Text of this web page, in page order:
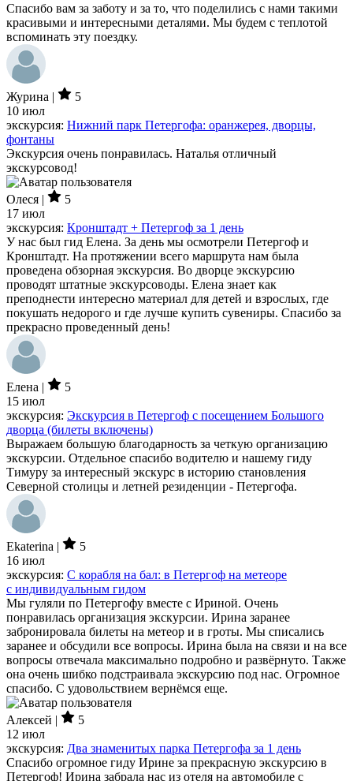
Спасибо вам за заботу и за то, что поделились с нами такими
красивыми и интересными деталями. Мы будем с теплотой
вспоминать эту поездку.
Журина |
5
10 июл
экскурсия: Нижний парк Петергофа: оранжерея, дворцы,
фонтаны
Экскурсия очень понравилась. Наталья отличный
экскурсовод!
Олеся |
5
17 июл
экскурсия: Кронштадт + Петергоф за 1 день
У нас был гид Елена. За день мы осмотрели Петергоф и
Кронштадт. На протяжении всего маршрута нам была
проведена обзорная экскурсия. Во дворце экскурсию
проводят штатные экскурсоводы. Елена знает как
преподнести интересно материал для детей и взрослых, где
покушать недорого и где лучше купить сувениры. Спасибо за
прекрасно проведенный день!
Елена |
5
15 июл
экскурсия: Экскурсия в Петергоф с посещением Большого
дворца (билеты включены)
Выражаем большую благодарность за четкую организацию
экскурсии. Отдельное спасибо водителю и нашему гиду
Тимуру за интересный экскурс в историю становления
Северной столицы и летней резиденции - Петергофа.
Ekaterina |
5
16 июл
экскурсия: С корабля на бал: в Петергоф на метеоре
с индивидуальным гидом
Мы гуляли по Петергофу вместе с Ириной. Очень
понравилась организация экскурсии. Ирина заранее
забронировала билеты на метеор и в гроты. Мы списались
заранее и обсудили все вопросы. Ирина была на связи и на все
вопросы отвечала максимально подробно и развёрнуто. Также
она очень шибко подстраивала экскурсию под нас. Огромное
спасибо. С удовольствием вернёмся еще.
Алексей |
5
12 июл
экскурсия: Два знаменитых парка Петергофа за 1 день
Спасибо огромное гиду Ирине за прекрасную экскурсию в
Петергоф! Ирина забрала нас из отеля на автомобиле с